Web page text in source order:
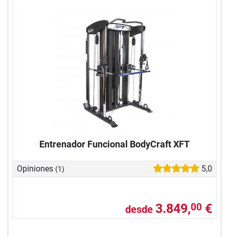
Entrenador Funcional BodyCraft XFT
Opiniones (1) 5,0
desde 3.849,00 €